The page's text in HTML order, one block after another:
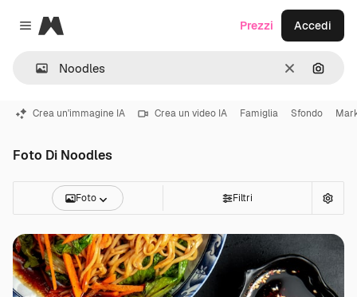
Close menu
Magnific
CancellaCerca
Prezzi Accedi
Crea un'immagine IA Crea un video IA Famiglia Sfondo
Foto Di Noodles
Foto Filtri